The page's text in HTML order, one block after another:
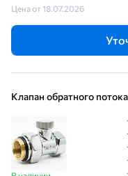
Цена от 18.07.2026
Клапан обратного потока